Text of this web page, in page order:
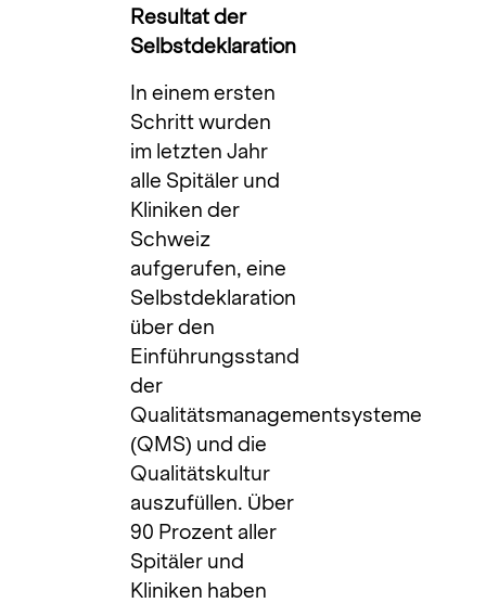
Resultat der
Selbstdeklaration
In einem ersten
Schritt wurden
im letzten Jahr
alle Spitäler und
Kliniken der
Schweiz
aufgerufen, eine
Selbstdeklaration
über den
Einführungsstand
der
Qualitätsmanagementsysteme
(QMS) und die
Qualitätskultur
auszufüllen. Über
90 Prozent aller
Spitäler und
Kliniken haben